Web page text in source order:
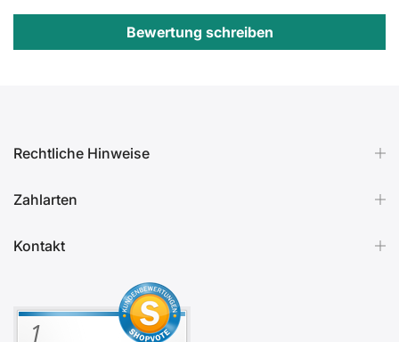
Bewertung schreiben
Rechtliche Hinweise
Zahlarten
Kontakt